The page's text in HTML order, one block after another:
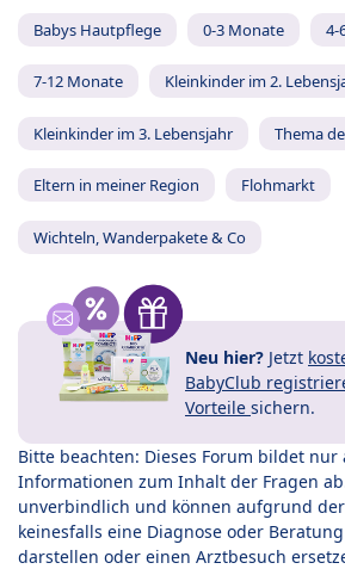
Babys Hautpflege 0-3 Monate 4-
7-12 Monate Kleinkinder im 2.
Kleinkinder im 3. Lebensjahr Thema
Eltern in meiner Region Flohmarkt
Wichteln, Wanderpakete & Co
Neu hier? Jetzt
BabyClub
Vorteile sichern.
Bitte beachten: Dieses Forum bildet nur
Informationen zum Inhalt der Fragen
unverbindlich und können aufgrund
keinesfalls eine Diagnose oder
darstellen oder einen Arztbesuch